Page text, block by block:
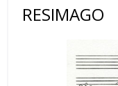
RESIMAGO